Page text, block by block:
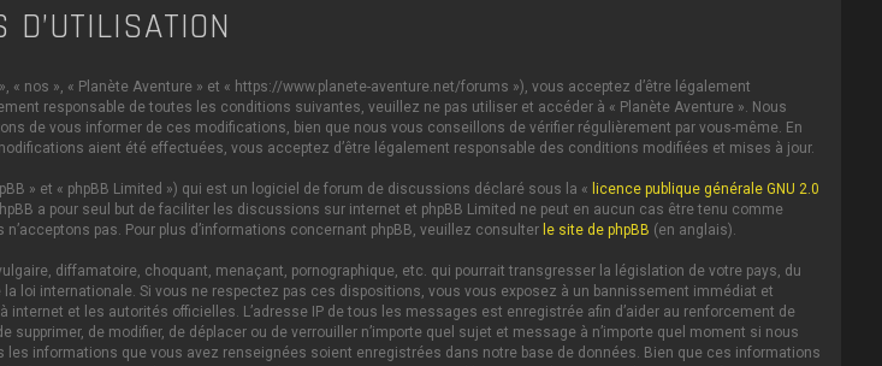
D’UTILISATION
« nos », « Planète Aventure » et « https://www.planete-aventure.net/forums »), vous acceptez d’être légalement
responsable de toutes les conditions suivantes, veuillez ne pas utiliser et accéder à « Planète Aventure ». Nous
de vous informer de ces modifications, bien que nous vous conseillons de vérifier régulièrement par vous-même. En
aient été effectuées, vous acceptez d’être légalement responsable des conditions modifiées et mises à jour.
» et « phpBB Limited ») qui est un logiciel de forum de discussions déclaré sous la « licence publique générale GNU 2.0
a pour seul but de faciliter les discussions sur internet et phpBB Limited ne peut en aucun cas être tenu comme
pas. Pour plus d’informations concernant phpBB, veuillez consulter le site de phpBB (en anglais).
diffamatoire, choquant, menaçant, pornographique, etc. qui pourrait transgresser la législation de votre pays, du
loi internationale. Si vous ne respectez pas ces dispositions, vous vous exposez à un bannissement immédiat et
internet et les autorités officielles. L’adresse IP de tous les messages est enregistrée afin d’aider au renforcement de
de modifier, de déplacer ou de verrouiller n’importe quel sujet et message à n’importe quel moment si nous
informations que vous avez renseignées soient enregistrées dans notre base de données. Bien que ces informations